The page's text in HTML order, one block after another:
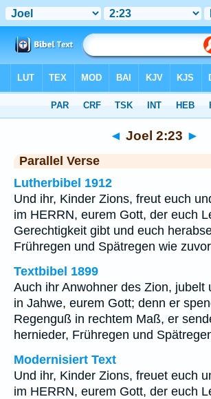
◄ Joel 2:23 ►
Parallel Verse
Lutherbibel 1912
Und ihr, Kinder Zions, freut euch
im HERRN, eurem Gott, der euch
Gerechtigkeit gibt und euch
Frühregen und Spätregen wie
Textbibel 1899
Auch ihr Anwohner des Zion, jubelt
in Jahwe, eurem Gott; denn er
Regenguß in rechtem Maß, er
hernieder, Frühregen und
Modernisiert Text
Und ihr, Kinder Zions, freuet euch
im HERRN, eurem Gott, der euch